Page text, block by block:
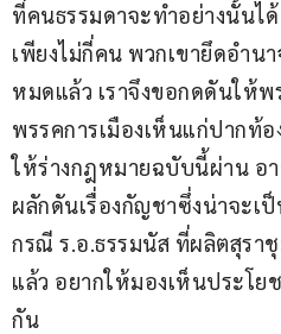
ที่คนธรรมดาจะทำอย่างนั้นไ
เพียงไม่กี่คน พวกเขายึดอำน
หมดแล้ว เราจึงขอกดดันให้
พรรคการเมืองเห็นแก่ปากท้
ให้ร่างกฎหมายฉบับนี้ผ่าน อ
ผลักดันเรื่องกัญชาซึ่งน่าจะเ
กรณี ร.อ.ธรรมนัส ที่ผลิตสุรา
แล้ว อยากให้มองเห็นประโ
กัน